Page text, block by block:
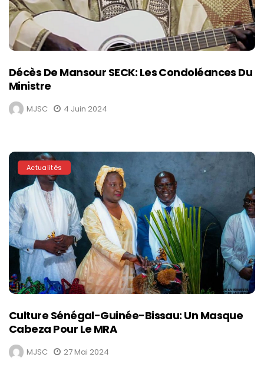
Décès De Mansour SECK: Les Condoléances Du
Ministre
MJSC 4 Juin 2024
Actualités
Culture Sénégal-Guinée-Bissau: Un Masque
Cabeza Pour Le MRA
MJSC 27 Mai 2024